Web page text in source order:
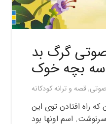
گرگ بد
سه بچه خوک
,قصه و ترانه کودکانه
راه افتادن توی این
اسم اونها بود